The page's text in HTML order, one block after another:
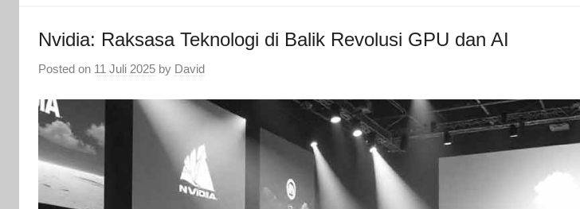
Nvidia: Raksasa Teknologi di Balik Revolusi GPU dan AI
Posted on 11 Juli 2025 by David